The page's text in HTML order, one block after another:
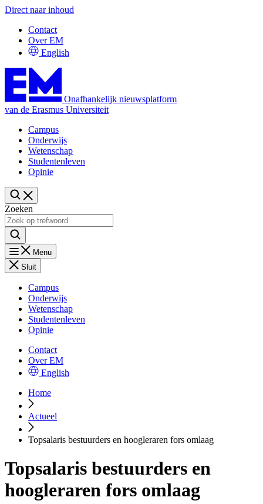
Direct naar inhoud
Contact
Over EM
English
Onafhankelijk nieuwsplatform
van de Erasmus Universiteit
Campus
Onderwijs
Wetenschap
Studentenleven
Opinie
Zoeken
Menu
Sluit
Campus
Onderwijs
Wetenschap
Studentenleven
Opinie
Contact
Over EM
English
Home
Actueel
Topsalaris bestuurders en hoogleraren fors omlaag
Topsalaris bestuurders en
hoogleraren fors omlaag